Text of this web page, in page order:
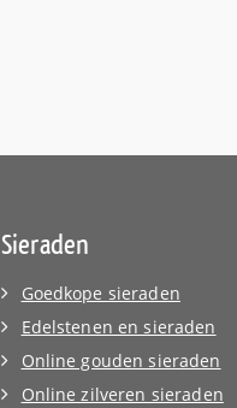
Sieraden
Goedkope sieraden
Edelstenen en sieraden
Online gouden sieraden
Online zilveren sieraden